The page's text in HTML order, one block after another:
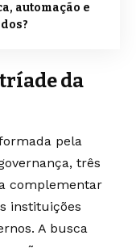
automação e
da
pela
três
complementar
instituições
A busca